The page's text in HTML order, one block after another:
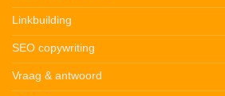
Linkbuilding
SEO copywriting
Vraag & antwoord